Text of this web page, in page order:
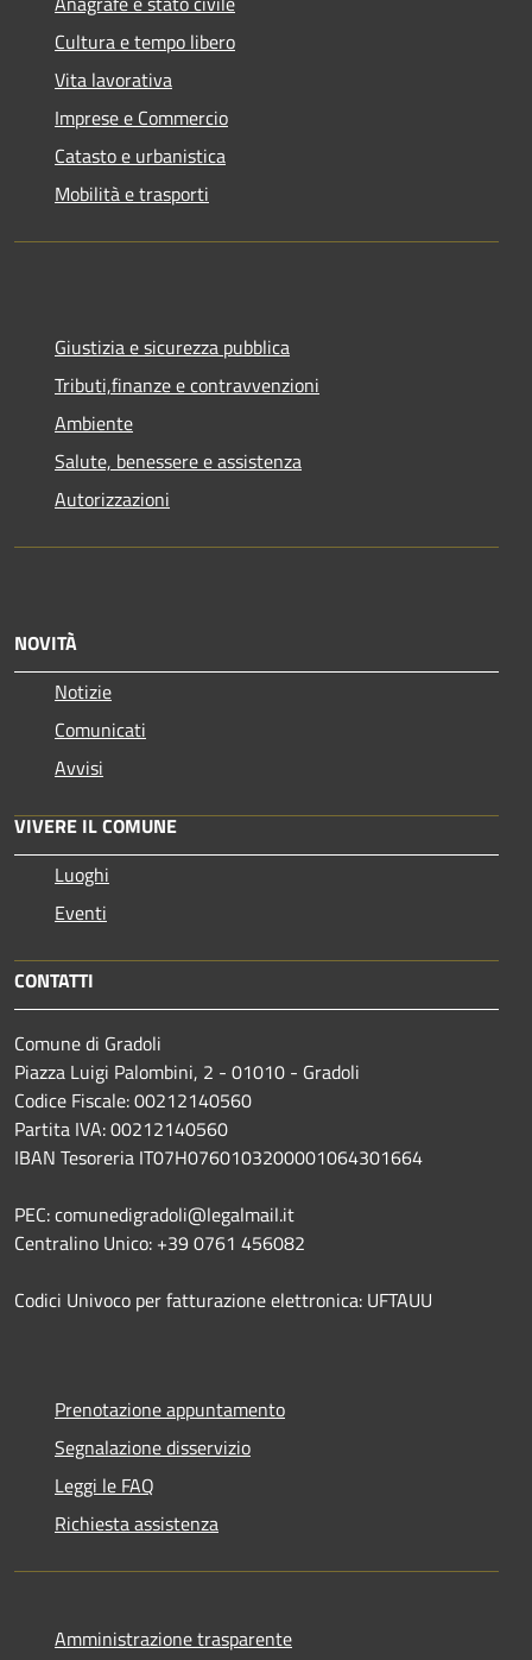
Cultura e tempo libero
Vita lavorativa
Imprese e Commercio
Catasto e urbanistica
Mobilità e trasporti
Giustizia e sicurezza pubblica
Tributi,finanze e contravvenzioni
Ambiente
Salute, benessere e assistenza
Autorizzazioni
NOVITÀ
Notizie
Comunicati
Avvisi
VIVERE IL COMUNE
Luoghi
Eventi
CONTATTI
Comune di Gradoli
Piazza Luigi Palombini, 2 - 01010 - Gradoli
Codice Fiscale: 00212140560
Partita IVA: 00212140560
IBAN Tesoreria IT07H0760103200001064301664
PEC: comunedigradoli@legalmail.it
Centralino Unico: +39 0761 456082
Codici Univoco per fatturazione elettronica: UFTAUU
Prenotazione appuntamento
Segnalazione disservizio
Leggi le FAQ
Richiesta assistenza
Amministrazione trasparente